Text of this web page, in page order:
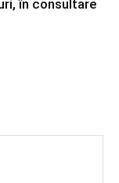
în consultare